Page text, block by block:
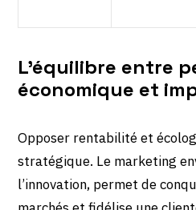
L’équilibre entre
économique et
Opposer rentabilité et
stratégique. Le marketing
l’innovation, permet de